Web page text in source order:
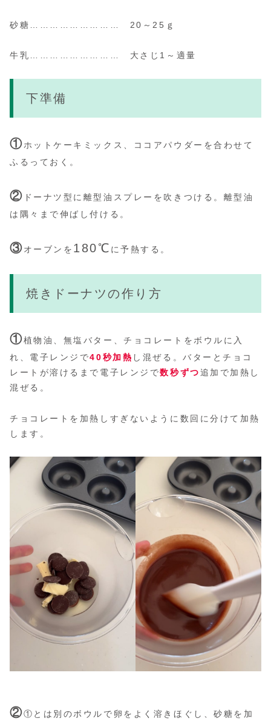
砂糖……………………… 20～25ｇ
牛乳……………………… 大さじ1～適量
下準備
①ホットケーキミックス、ココアパウダーを合わせて
ふるっておく。
② ドーナツ型に離型油スプレーを吹きつける。離型油
は隅々まで伸ばし付ける。
③オーブンを 180℃ に予熱する。
焼きドーナツの作り方
①植物油、無塩バター、チョコレートをボウルに入
れ、電子レンジで40秒加熱 し混ぜる。バターとチョコ
レートが溶けるまで電子レンジで数秒ずつ追加で加熱し
混ぜる。
チョコレートを加熱しすぎないように数回に分けて加熱
します。
②①とは別のボウルで卵をよく溶きほぐし、砂糖を加